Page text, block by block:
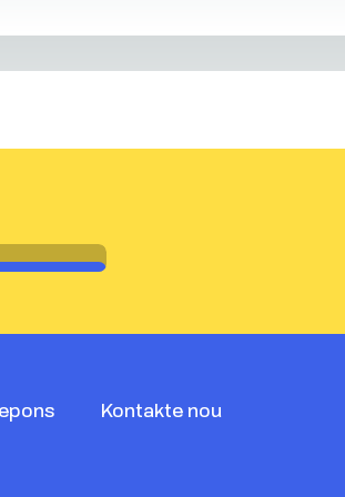
Kontakte nou